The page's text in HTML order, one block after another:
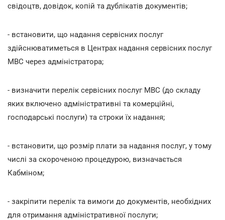
свідоцтв, довідок, копій та дублікатів документів;
- встановити, що надання сервісних послуг
здійснюватиметься в Центрах надання сервісних послуг
МВС через адміністратора;
- визначити перелік сервісних послуг МВС (до складу
яких включено адміністративні та комерційні,
господарські послуги) та строки їх надання;
- встановити, що розмір плати за надання послуг, у тому
числі за скороченою процедурою, визначається
Кабміном;
- закріпити перелік та вимоги до документів, необхідних
для отримання адміністративної послуги;